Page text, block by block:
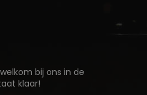
bij ons in de
klaar!